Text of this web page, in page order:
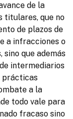
de la
titulares, que no
de plazos de
a infracciones o
sino que además
intermediarios
prácticas
a la
todo vale para
fracaso sino